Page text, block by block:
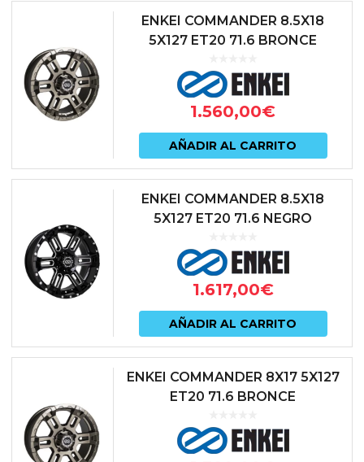
ENKEI COMMANDER 8.5X18
5X127 ET20 71.6 BRONCE
1.560,00€
AÑADIR AL CARRITO
ENKEI COMMANDER 8.5X18
5X127 ET20 71.6 NEGRO
1.617,00€
AÑADIR AL CARRITO
ENKEI COMMANDER 8X17 5X127
ET20 71.6 BRONCE